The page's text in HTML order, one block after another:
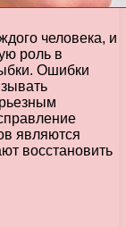
человека, и
роль в
Ошибки
являются
восстановить